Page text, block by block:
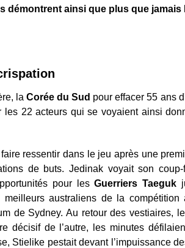
démontrent ainsi que plus que jamais
laCorée du Sud pour effacer 55 ans
les 22 acteurs qui se voyaient ainsi
ressentir dans le jeu après une
de buts. Jedinak voyait son
pour lesGuerriers Taeguk
meilleurs australiens de la
de Sydney. Au retour des vestiaires,
décisif de l’autre, les minutes
Stielike pestait devant l’impuissance